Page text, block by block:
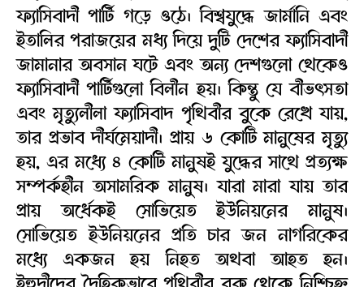
ফ্যাসিবাদী পার্টি গড়ে ওঠে। বিশ্বযুদ্ধে জার্মানি এবং
ইতালির পরাজয়ের মধ্য দিয়ে দুটি দেশের ফ্যাসিবাদী
জামানার অবসান ঘটে এবং অন্য দেশগুলো থেকেও
ফ্যাসিবাদী পার্টিগুলো বিলীন হয়। কিন্তু যে বীভৎসতা
এবং মৃত্যুলীলা ফ্যাসিবাদ পৃথিবীর বুকে রেখে যায়,
তার প্রভাব দীর্ঘমেয়াদী। প্রায় ৬ কোটি মানুষের মৃত্যু
হয়, এর মধ্যে ৪ কোটি মানুষই যুদ্ধের সাথে প্রত্যক্ষ
সম্পর্কহীন অসামরিক মানুষ। যারা মারা যায় তার
প্রায় অর্ধেকই সোভিয়েত ইউনিয়নের মানুষ।
সোভিয়েত ইউনিয়নের প্রতি চার জন নাগরিকের
মধ্যে একজন হয় নিহত অথবা আহত হন।